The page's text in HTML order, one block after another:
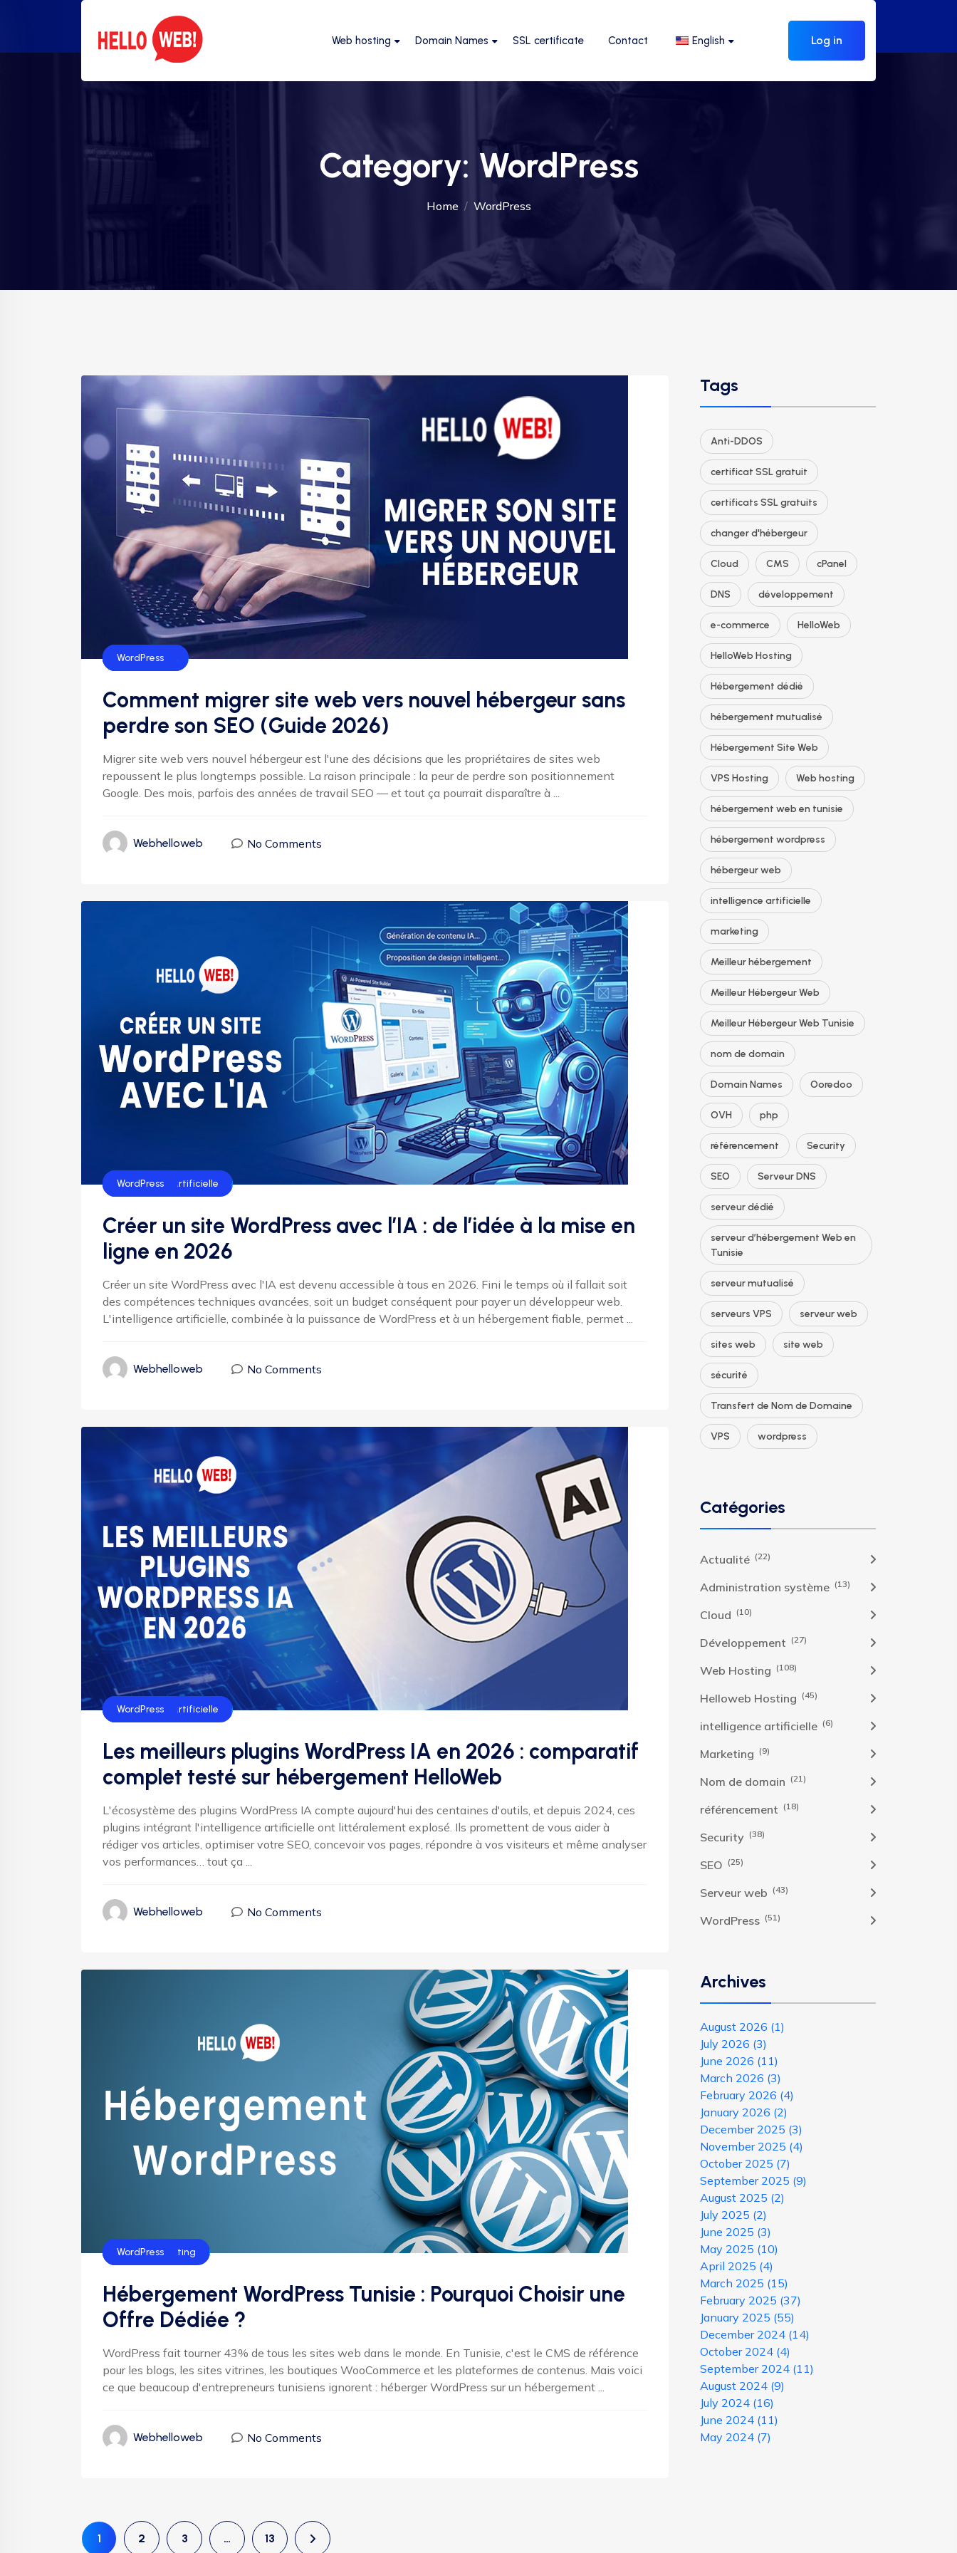
Web hosting Domain Names SSL certificate Contact English Log in
Category: WordPress
Home WordPress
Web Hosting
SEO
Serveur web
WordPress
Comment migrer site web vers nouvel hébergeur sans
perdre son SEO (Guide 2026)
Migrer site web vers nouvel hébergeur est l'une des décisions que les propriétaires de sites web
repoussent le plus longtemps possible. La raison principale : la peur de perdre son positionnement
Google. Des mois, parfois des années de travail SEO — et tout ça pourrait disparaître à ...
Webhelloweb No Comments
Web Hosting
intelligence artificielle
WordPress
Créer un site WordPress avec l’IA : de l’idée à la mise en
ligne en 2026
Créer un site WordPress avec l'IA est devenu accessible à tous en 2026. Fini le temps où il fallait soit
des compétences techniques avancées, soit un budget conséquent pour payer un développeur web.
L'intelligence artificielle, combinée à la puissance de WordPress et à un hébergement fiable, permet ...
Webhelloweb No Comments
intelligence artificielle
SEO
WordPress
Les meilleurs plugins WordPress IA en 2026 : comparatif
complet testé sur hébergement HelloWeb
L'écosystème des plugins WordPress IA compte aujourd'hui des centaines d'outils, et depuis 2024, ces
plugins intégrant l'intelligence artificielle ont littéralement explosé. Ils promettent de vous aider à
rédiger vos articles, optimiser votre SEO, concevoir vos pages, répondre à vos visiteurs et même analyser
vos performances… tout ça ...
Webhelloweb No Comments
Web Hosting
Helloweb Hosting
WordPress
Hébergement WordPress Tunisie : Pourquoi Choisir une
Offre Dédiée ?
WordPress fait tourner 43% de tous les sites web dans le monde. En Tunisie, c'est le CMS de référence
pour les blogs, les sites vitrines, les boutiques WooCommerce et les plateformes de contenus. Mais voici
ce que beaucoup d'entrepreneurs tunisiens ignorent : héberger WordPress sur un hébergement ...
Webhelloweb No Comments
1 2 3 … 13
Tags
Anti-DDOS
certificat SSL gratuit
certificats SSL gratuits
changer d'hébergeur
Cloud CMS cPanel
DNS développement
e-commerce HelloWeb
HelloWeb Hosting
Hébergement dédié
hébergement mutualisé
Hébergement Site Web
VPS Hosting Web hosting
hébergement web en tunisie
hébergement wordpress
hébergeur web
intelligence artificielle
marketing
Meilleur hébergement
Meilleur Hébergeur Web
Meilleur Hébergeur Web Tunisie
nom de domain
Domain Names Ooredoo
OVH php
référencement Security
SEO Serveur DNS
serveur dédié
serveur d’hébergement Web en
Tunisie
serveur mutualisé
serveurs VPS serveur web
sites web site web
sécurité
Transfert de Nom de Domaine
VPS wordpress
Catégories
Actualité (22)
Administration système (13)
Cloud (10)
Développement (27)
Web Hosting (108)
Helloweb Hosting (45)
intelligence artificielle (6)
Marketing (9)
Nom de domain (21)
référencement (18)
Security (38)
SEO (25)
Serveur web (43)
WordPress (51)
Archives
August 2026 (1)
July 2026 (3)
June 2026 (11)
March 2026 (3)
February 2026 (4)
January 2026 (2)
December 2025 (3)
November 2025 (4)
October 2025 (7)
September 2025 (9)
August 2025 (2)
July 2025 (2)
June 2025 (3)
May 2025 (10)
April 2025 (4)
March 2025 (15)
February 2025 (37)
January 2025 (55)
December 2024 (14)
October 2024 (4)
September 2024 (11)
August 2024 (9)
July 2024 (16)
June 2024 (11)
May 2024 (7)